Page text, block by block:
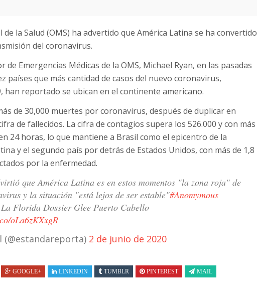
la Salud (OMS) ha advertido que América Latina se ha convertido
del coronavirus.
Emergencias Médicas de la OMS, Michael Ryan, en las pasadas
países que más cantidad de casos del nuevo coronavirus,
han reportado se ubican en el continente americano.
de 30,000 muertes por coronavirus, después de duplicar en
de fallecidos. La cifra de contagios supera los 526.000 y con más
24 horas, lo que mantiene a Brasil como el epicentro de la
y el segundo país por detrás de Estados Unidos, con más de 1,8
por la enfermedad.
que América Latina es en estos momentos "la zona roja" de
y la situación "está lejos de ser estable"#Anomymous
Florida Dossier Glee Puerto Cabello
oLa6zKXxgR
2 de junio de 2020
GOOGLE+ LINKEDIN TUMBLR PINTEREST MAIL